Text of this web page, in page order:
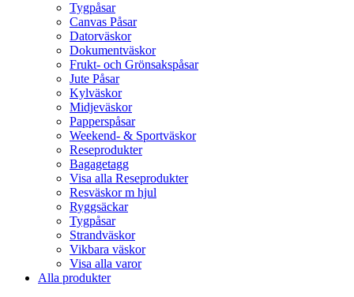
Tygpåsar
Canvas Påsar
Datorväskor
Dokumentväskor
Frukt- och Grönsakspåsar
Jute Påsar
Kylväskor
Midjeväskor
Papperspåsar
Weekend- & Sportväskor
Reseprodukter
Bagagetagg
Visa alla Reseprodukter
Resväskor m hjul
Ryggsäckar
Tygpåsar
Strandväskor
Vikbara väskor
Visa alla varor
Alla produkter